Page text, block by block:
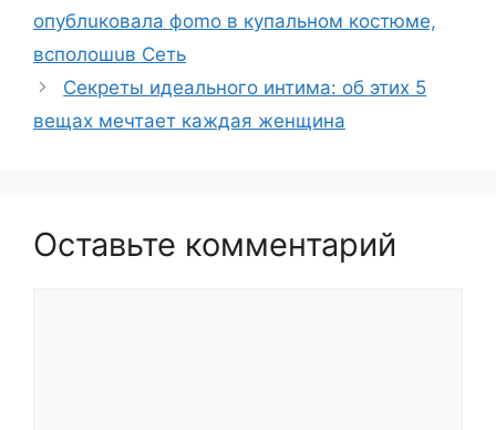
опублuковала фоmо в купальном костюме,
всполошuв Сеть
Секреты идеального интима: об этих 5
вещах мечтает каждая женщина
Оставьте комментарий